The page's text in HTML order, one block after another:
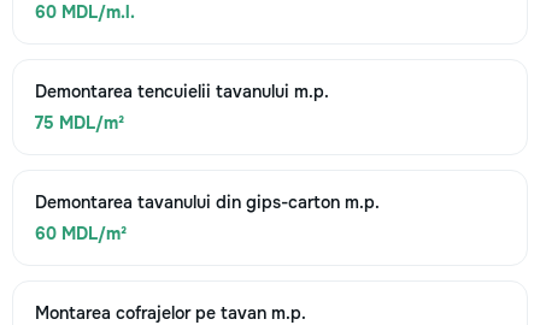
60 MDL/m.l.
Demontarea tencuielii tavanului m.p.
75 MDL/m²
Demontarea tavanului din gips-carton m.p.
60 MDL/m²
Montarea cofrajelor pe tavan m.p.